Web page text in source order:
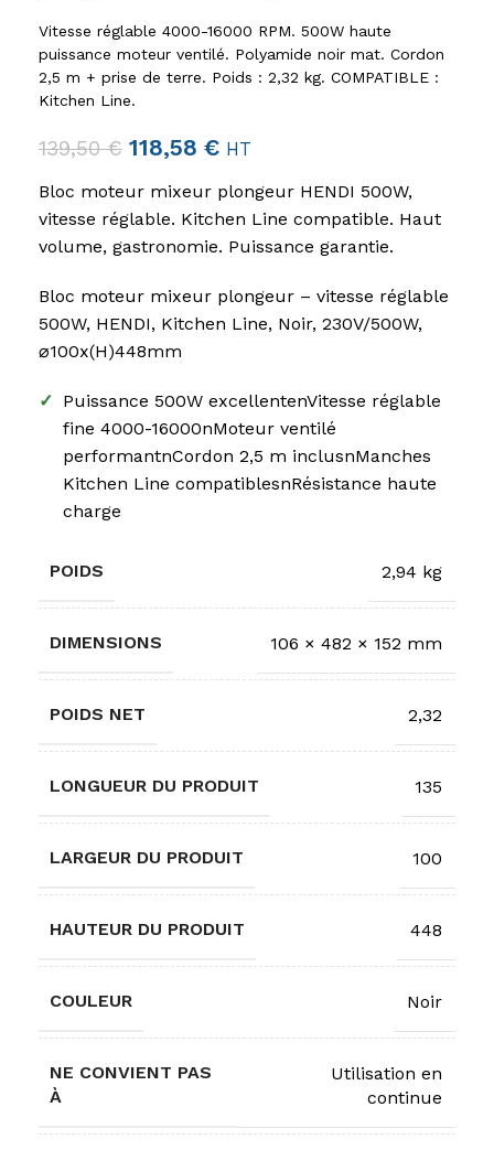
Vitesse réglable 4000-16000 RPM. 500W haute
puissance moteur ventilé. Polyamide noir mat. Cordon
2,5 m + prise de terre. Poids : 2,32 kg. COMPATIBLE :
Kitchen Line.
139,50€ 118,58 € HT
Bloc moteur mixeur plongeur HENDI 500W,
vitesse réglable. Kitchen Line compatible. Haut
volume, gastronomie. Puissance garantie.
Bloc moteur mixeur plongeur – vitesse réglable
500W, HENDI, Kitchen Line, Noir, 230V/500W,
⌀100x(H)448mm
✓ Puissance 500W excellentenVitesse réglable
fine 4000-16000nMoteur ventilé
performantnCordon 2,5 m inclusnManches
Kitchen Line compatiblesnRésistance haute
charge
POIDS 2,94 kg
DIMENSIONS 106 × 482 × 152 mm
POIDS NET 2,32
LONGUEUR DU PRODUIT 135
LARGEUR DU PRODUIT 100
HAUTEUR DU PRODUIT 448
COULEUR Noir
NE CONVIENT PAS
À
Utilisation en
continue